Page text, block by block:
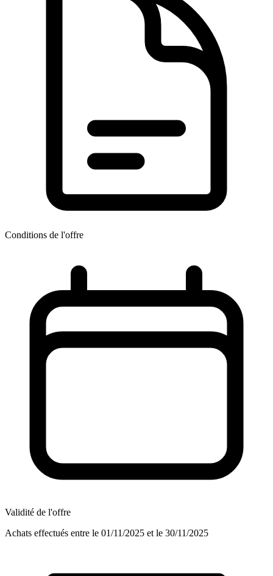
Conditions de l'offre
Validité de l'offre
Achats effectués entre le 01/11/2025 et le 30/11/2025